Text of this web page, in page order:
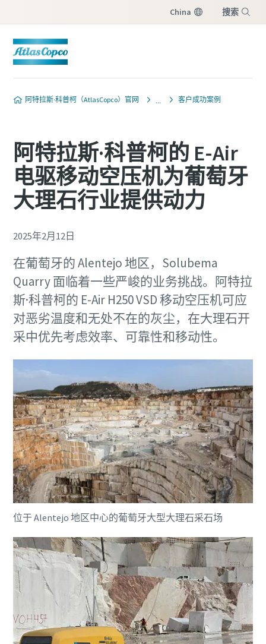
China 搜索
阿特拉斯·科普柯（AtlasCopco）官网 客户成功案例
下载电子指南
建筑行业压缩空气解决方案
点击立即下载
下载电子指南
建筑行业压缩空气解决方案
点击立即下载
点击立即下载
阿特拉斯·科普柯的 E-Air
电驱移动空压机为葡萄牙
大理石行业提供动力
2025年2月12日
在葡萄牙的 Alentejo 地区，Solubema
Quarry 面临着一些严峻的业务挑战。阿特拉
斯·科普柯的 E-Air H250 VSD 移动空压机可应
对恶劣温度和无处不在的灰尘，在大理石开
采中优先考虑效率、可靠性和移动性。
位于 Alentejo 地区中心的葡萄牙大型大理石采石场